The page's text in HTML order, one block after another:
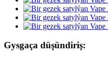
Gysgaça düşündiriş: